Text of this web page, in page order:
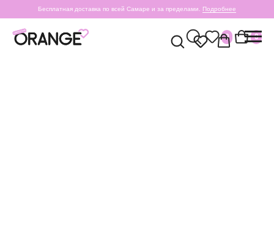
0 0
Бесплатная доставка по всей Самаре и за пределами. Подробнее